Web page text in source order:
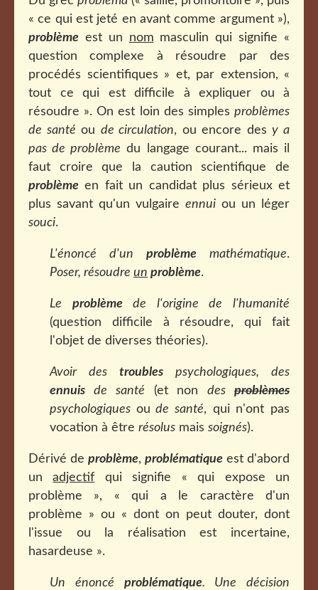
« ce qui est jeté en avant comme argument »),
problème est un nom masculin qui signifie «
question complexe à résoudre par des
procédés scientifiques » et, par extension, «
tout ce qui est difficile à expliquer ou à
résoudre ». On est loin des simples problèmes
de santé ou de circulation, ou encore desy a
pas de problème du langage courant... mais il
faut croire que la caution scientifique de
problème en fait un candidat plus sérieux et
plus savant qu'un vulgaire ennui ou un léger
souci.
L'énoncé d'un problème mathématique.
Poser, résoudre un problème.
Le problèmede l'origine de l'humanité
(question difficile à résoudre, qui fait
l'objet de diverses théories).
Avoir des troubles psychologiques, des
ennuis de santé (et nondesproblèmes
psychologiques ou de santé, qui n'ont pas
vocation à être résolus mais soignés).
Dérivé de problème, problématique est d'abord
unadjectif qui signifie « qui expose un
problème », « qui a le caractère d'un
problème » ou « dont on peut douter, dont
l'issue ou la réalisation est incertaine,
hasardeuse ».
Un énoncé problématique. Une décision